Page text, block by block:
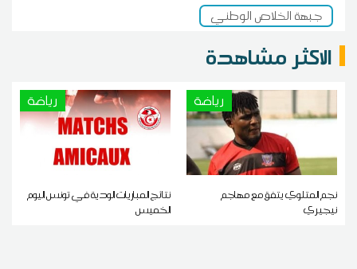
جبهة الخلاص الوطني
الاكثر مشاهدة
رياضة
نجم المتلوي يتفق مع مهاجم
نيجيري
رياضة
نتائج المباريات الودية في تونس اليوم
الخميس